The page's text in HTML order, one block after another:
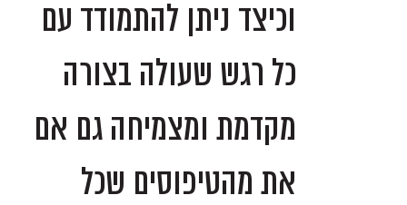
וכיצד ניתן להתמודד עם
כל רגש שעולה בצורה
מקדמת ומצמיחה גם אם
את מהטיפוסים שכל